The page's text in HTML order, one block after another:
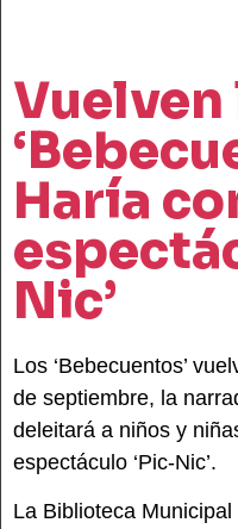
Vuelven
Haría
Nic’
Los ‘Bebecuentos’
de septiembre, la
deleitará a niños y
espectáculo ‘Pic-Nic’.
La Biblioteca